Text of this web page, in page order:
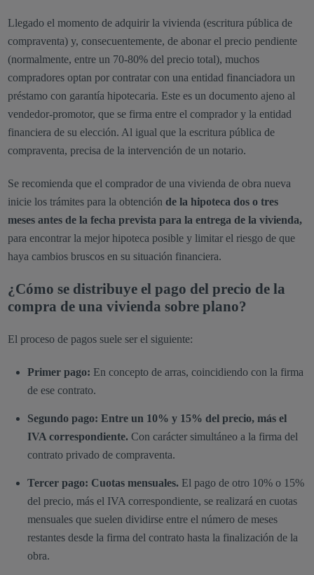
Llegado el momento de adquirir la vivienda (escritura pública de
compraventa) y, consecuentemente, de abonar el precio pendiente
(normalmente, entre un 70-80% del precio total), muchos
compradores optan por contratar con una entidad financiadora un
préstamo con garantía hipotecaria. Este es un documento ajeno al
vendedor-promotor, que se firma entre el comprador y la entidad
financiera de su elección. Al igual que la escritura pública de
compraventa, precisa de la intervención de un notario.
Se recomienda que el comprador de una vivienda de obra nueva
inicie los trámites para la obtención de la hipoteca dos o tres
meses antes de la fecha prevista para la entrega de la vivienda,
para encontrar la mejor hipoteca posible y limitar el riesgo de que
haya cambios bruscos en su situación financiera.
¿Cómo se distribuye el pago del precio de la
compra de una vivienda sobre plano?
El proceso de pagos suele ser el siguiente:
Primer pago: En concepto de arras, coincidiendo con la firma
de ese contrato.
Segundo pago: Entre un 10% y 15% del precio, más el
IVA correspondiente. Con carácter simultáneo a la firma del
contrato privado de compraventa.
Tercer pago: Cuotas mensuales. El pago de otro 10% o 15%
del precio, más el IVA correspondiente, se realizará en cuotas
mensuales que suelen dividirse entre el número de meses
restantes desde la firma del contrato hasta la finalización de la
obra.